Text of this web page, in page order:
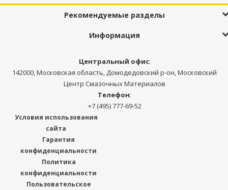
Рекомендуемые разделы
Информация
Центральный офис:
142000, Московская область, Домодедовский р-он, Московский
Центр Смазочных Материалов
Телефон:
+7 (495) 777-69-52
Условия использования
сайта
Гарантия
конфиденциальности
Политика
конфиденциальности
Пользовательское